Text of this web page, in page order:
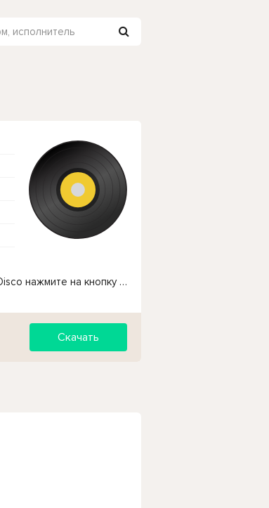
Чтобы прослушать онлайн песню Niko's Band - Georgian Disco нажмите на кнопку плей с светом зелений
Скачать